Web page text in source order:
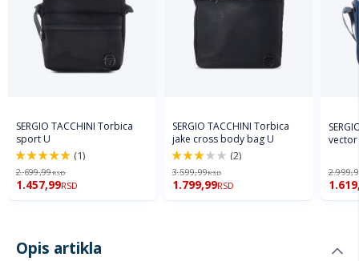
SERGIO TACCHINI Torbica
sport U
100%
(1)
2.699,99RSD
1.457,99RSD
SERGIO TACCHINI Torbica
jake cross body bag U
60%
(2)
3.599,99RSD
1.799,99RSD
vector
Opis artikla